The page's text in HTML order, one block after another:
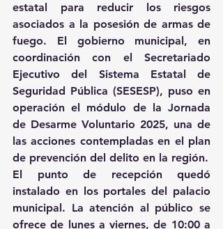
estatal para reducir los riesgos
asociados a la posesión de armas de
fuego. El gobierno municipal, en
coordinación con el Secretariado
Ejecutivo del Sistema Estatal de
Seguridad Pública (SESESP), puso en
operación el módulo de la Jornada
de Desarme Voluntario 2025, una de
las acciones contempladas en el plan
de prevención del delito en la región.
El punto de recepción quedó
instalado en los portales del palacio
municipal. La atención al público se
ofrece de lunes a viernes, de 10:00 a